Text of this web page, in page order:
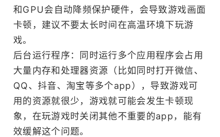
和GPU会自动降频保护硬件，会导致游戏画面
卡顿，建议不要太长时间在高温环境下玩游
戏。
后台运行程序：同时运行多个应用程序会占用
大量内存和处理器资源（比如同时打开微信、
QQ、抖音、淘宝等多个app），导致游戏可
用的资源就很少，游戏就可能会发生卡顿现
象，在玩游戏时关闭其他不重要的app，能有
效缓解这个问题。